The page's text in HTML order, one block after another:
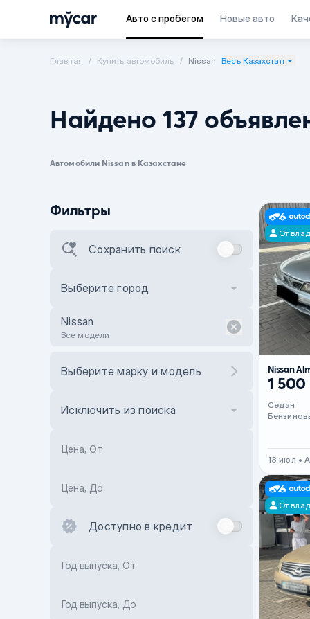
Авто с пробегом Новые авто
Главная Купить автомобиль Nissan Весь Казахстан
Найдено 137
Автомобили Nissan в Казахстане
Фильтры
Сохранить поиск
Выберите город
Nissan
Все модели
Выберите марку и модель
Исключить из поиска
Цена, От
Цена, До
Доступно в кредит
Год выпуска, От
Год выпуска, До
От
Nissan
1
Седан
13 июл •
От